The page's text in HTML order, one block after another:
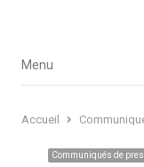
Menu
Menu
Accueil
Communiqués de